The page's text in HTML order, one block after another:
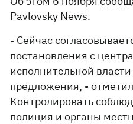
Pavlovsky News.
- Сейчас
постановления с
исполнительной
предложения, -
Контролировать
полиция и органы